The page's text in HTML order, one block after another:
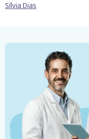
Sílvia Dias